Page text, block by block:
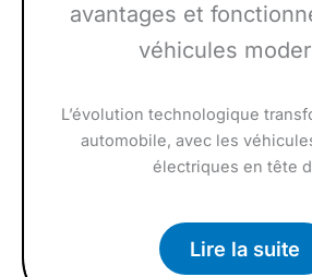
avantages et
véhicules
L’évolution technologique
automobile, avec les
électriques en tête
Lire la suite